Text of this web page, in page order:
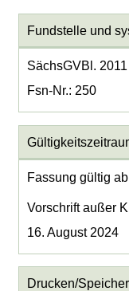
Fundstelle und
SächsGVBl.
Fsn-Nr.: 250
Fassung gültig
Vorschrift außer
16. August 2024
Drucken/